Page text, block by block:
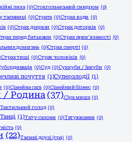
лиха (0)Стокгольмський синдром (0)
таємниці (0)Страта (0)Страх води (0)
(0)Страх дзеркал (0)Страх доторків (0)
перед батьками (0)Страх прив’язаності (0)
домагань (0)Страх смерті (0)
Страх тиші (0)Страх чоловіків (0)
(0)Суд (0)Суккуби / Інкуби (0)
почуття (1)Суперзлодії (1)
(0)Сімейна сага (0)Сімейний бізнес (0)
/ Родина (37)Сіра миша (0)
Тактильний голод (0)
Танці (1)Тату-салони (0)Татуювання (0)
(0)
(22)Таємні друзі (гра) (0)